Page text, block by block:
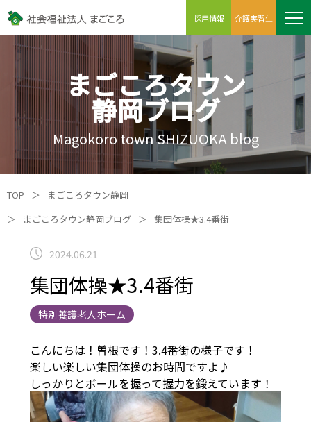
採用情報 介護実習生
まごころタウン
静岡ブログ
Magokoro town SHIZUOKA blog
TOP ＞
まごころタウン静岡
＞
まごころタウン静岡ブログ ＞ 集団体操★3.4番街
2024.06.21
集団体操★3.4番街
特別養護老人ホーム
こんにちは！曽根です！3.4番街の様子です！
楽しい楽しい集団体操のお時間ですよ♪
しっかりとボールを握って握力を鍛えています！